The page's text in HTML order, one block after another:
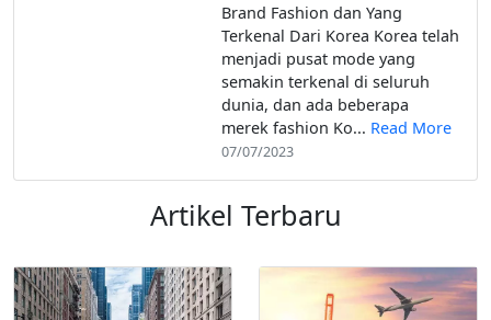
Brand Fashion dan Yang
Terkenal Dari Korea Korea telah
menjadi pusat mode yang
semakin terkenal di seluruh
dunia, dan ada beberapa
merek fashion Ko... Read More
07/07/2023
Artikel Terbaru